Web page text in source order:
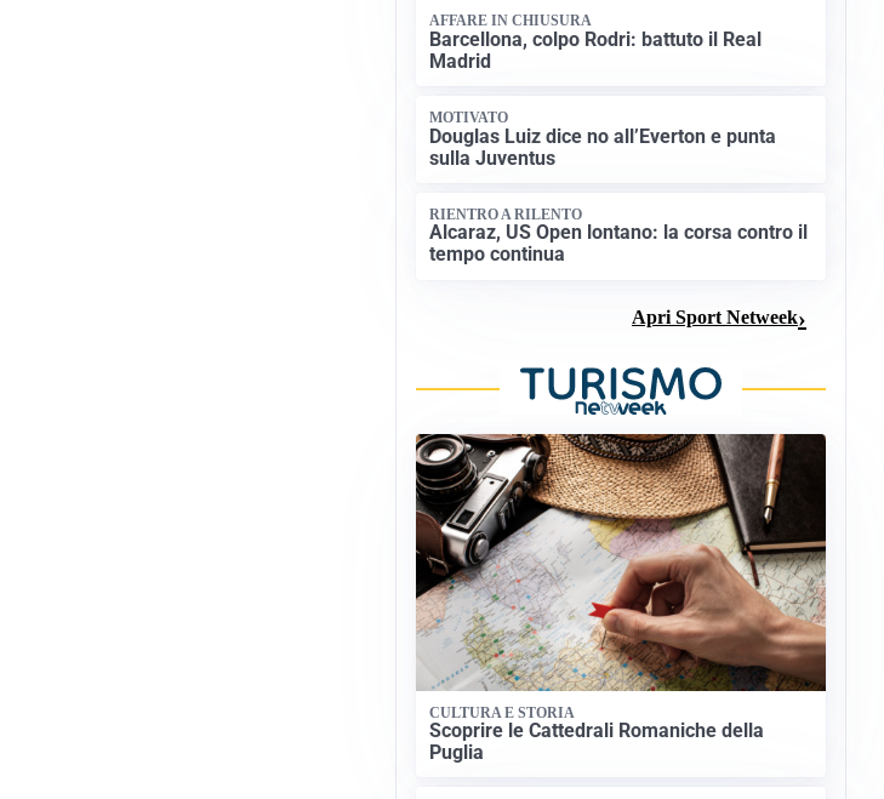
AFFARE IN CHIUSURA
Barcellona, colpo Rodri: battuto il Real
Madrid
MOTIVATO
Douglas Luiz dice no all’Everton e punta
sulla Juventus
RIENTRO A RILENTO
Alcaraz, US Open lontano: la corsa contro il
tempo continua
Apri Sport Netweek
CULTURA E STORIA
Scoprire le Cattedrali Romaniche della
Puglia